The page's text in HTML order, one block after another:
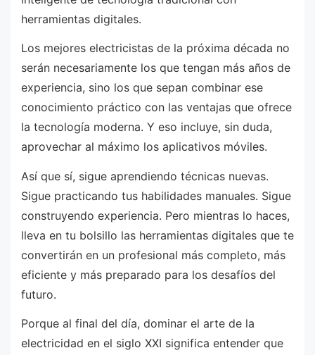
herramientas digitales.
Los mejores electricistas de la próxima década no
serán necesariamente los que tengan más años de
experiencia, sino los que sepan combinar ese
conocimiento práctico con las ventajas que ofrece
la tecnología moderna. Y eso incluye, sin duda,
aprovechar al máximo los aplicativos móviles.
Así que sí, sigue aprendiendo técnicas nuevas.
Sigue practicando tus habilidades manuales. Sigue
construyendo experiencia. Pero mientras lo haces,
lleva en tu bolsillo las herramientas digitales que te
convertirán en un profesional más completo, más
eficiente y más preparado para los desafíos del
futuro.
Porque al final del día, dominar el arte de la
electricidad en el siglo XXI significa entender que